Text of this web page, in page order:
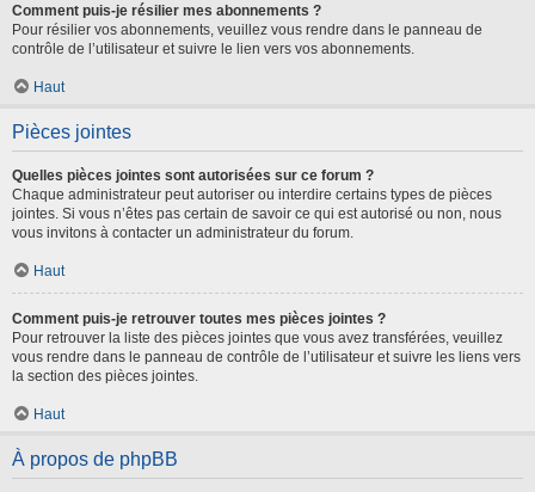
Comment puis-je résilier mes abonnements ?
Pour résilier vos abonnements, veuillez vous rendre dans le panneau de
contrôle de l’utilisateur et suivre le lien vers vos abonnements.
Haut
Pièces jointes
Quelles pièces jointes sont autorisées sur ce forum ?
Chaque administrateur peut autoriser ou interdire certains types de pièces
jointes. Si vous n’êtes pas certain de savoir ce qui est autorisé ou non, nous
vous invitons à contacter un administrateur du forum.
Haut
Comment puis-je retrouver toutes mes pièces jointes ?
Pour retrouver la liste des pièces jointes que vous avez transférées, veuillez
vous rendre dans le panneau de contrôle de l’utilisateur et suivre les liens vers
la section des pièces jointes.
Haut
À propos de phpBB